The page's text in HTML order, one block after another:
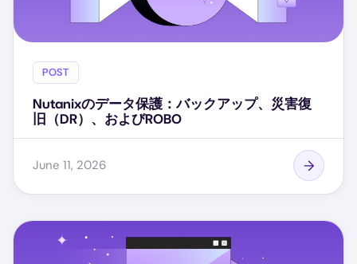
POST
Nutanixのデータ保護：バックアップ、災害復
旧（DR）、およびROBO
June 11, 2026